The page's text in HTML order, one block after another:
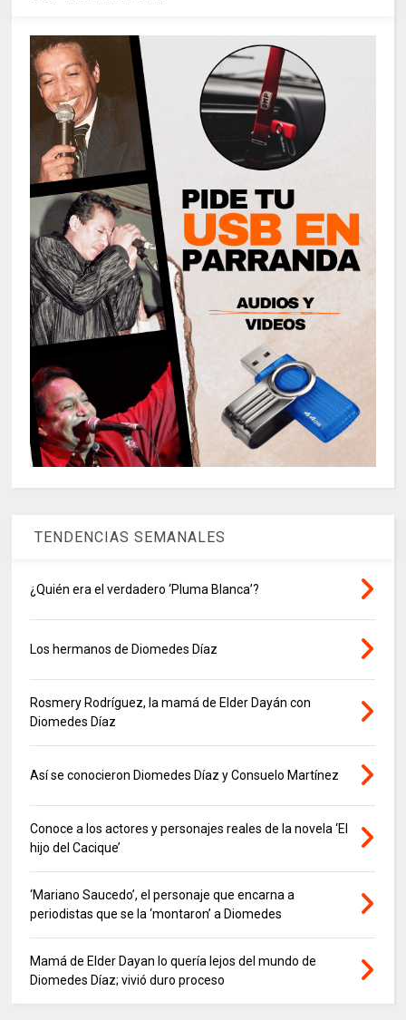
TENDENCIAS SEMANALES
¿Quién era el verdadero ‘Pluma Blanca’?
Los hermanos de Diomedes Díaz
Rosmery Rodríguez, la mamá de Elder Dayán con
Diomedes Díaz
Así se conocieron Diomedes Díaz y Consuelo Martínez
Conoce a los actores y personajes reales de la novela ‘El
hijo del Cacique’
‘Mariano Saucedo’, el personaje que encarna a
periodistas que se la ‘montaron’ a Diomedes
Mamá de Elder Dayan lo quería lejos del mundo de
Diomedes Díaz; vivió duro proceso